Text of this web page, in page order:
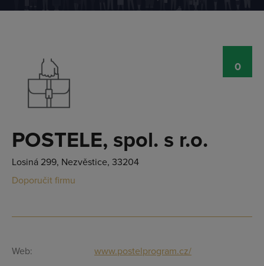
POSTELE, spol. s r.o.
Losiná 299, Nezvěstice, 33204
Doporučit firmu
0
Web:
www.postelprogram.cz/